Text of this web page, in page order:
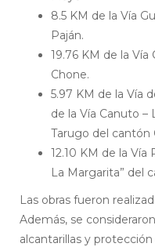
8.5 KM de la Vía
Paján.
19.76 KM de la
Chone.
5.97 KM de la Vía
de la Vía Canuto –
Tarugo del cantón
12.10 KM de la Vía
La Margarita” del
Las obras fueron
Además, se
alcantarillas y